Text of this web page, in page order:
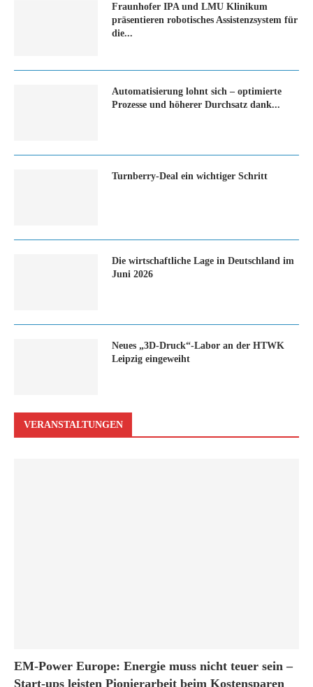
Fraunhofer IPA und LMU Klinikum
präsentieren robotisches Assistenzsystem für
die...
Automatisierung lohnt sich – optimierte
Prozesse und höherer Durchsatz dank...
Turn­ber­ry-Deal ein wich­ti­ger Schritt
Die wirtschaftliche Lage in Deutschland im
Juni 2026
Neues „3D-Druck“-Labor an der HTWK
Leipzig eingeweiht
VERANSTALTUNGEN
EM-Power Europe: Energie muss nicht teuer sein –
Start-ups leisten Pionierarbeit beim Kostensparen